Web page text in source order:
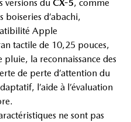
versions du CX-5, comme
boiseries d’abachi,
Apple
tactile de 10,25 pouces,
pluie, la reconnaissance des
de perte d’attention du
l’aide à l’évaluation
ne sont pas